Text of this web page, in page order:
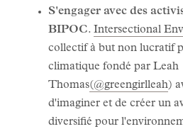
S'engager avec des
BIPOC. Intersectional
collectif à but non lucratif
climatique fondé par Leah
Thomas(@greengirlleah)
d'imaginer et de créer un
diversifié pour